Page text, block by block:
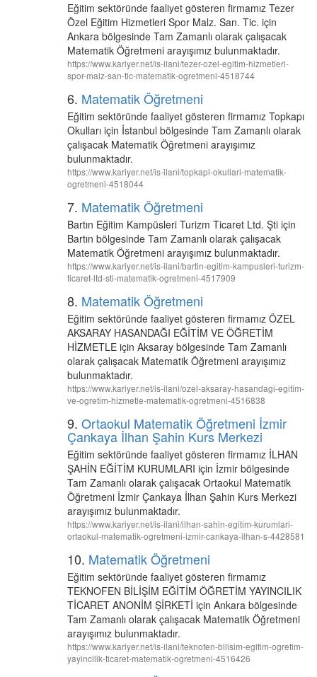
Eğitim sektöründe faaliyet gösteren firmamız Tezer
Özel Eğitim Hizmetleri Spor Malz. San. Tic. için
Ankara bölgesinde Tam Zamanlı olarak çalışacak
Matematik Öğretmeni arayışımız bulunmaktadır.
https://www.kariyer.net/is-ilani/tezer-ozel-egitim-hizmetleri-
spor-malz-san-tic-matematik-ogretmeni-4518744
6. Matematik Öğretmeni
Eğitim sektöründe faaliyet gösteren firmamız Topkapı
Okulları için İstanbul bölgesinde Tam Zamanlı olarak
çalışacak Matematik Öğretmeni arayışımız
bulunmaktadır.
https://www.kariyer.net/is-ilani/topkapi-okullari-matematik-
ogretmeni-4518044
7. Matematik Öğretmeni
Bartın Eğitim Kampüsleri Turizm Ticaret Ltd. Şti için
Bartın bölgesinde Tam Zamanlı olarak çalışacak
Matematik Öğretmeni arayışımız bulunmaktadır.
https://www.kariyer.net/is-ilani/bartin-egitim-kampusleri-turizm-
ticaret-ltd-sti-matematik-ogretmeni-4517909
8. Matematik Öğretmeni
Eğitim sektöründe faaliyet gösteren firmamız ÖZEL
AKSARAY HASANDAĞI EĞİTİM VE ÖĞRETİM
HİZMETLE için Aksaray bölgesinde Tam Zamanlı
olarak çalışacak Matematik Öğretmeni arayışımız
bulunmaktadır.
https://www.kariyer.net/is-ilani/ozel-aksaray-hasandagi-egitim-
ve-ogretim-hizmetle-matematik-ogretmeni-4516838
9. Ortaokul Matematik Öğretmeni İzmir
Çankaya İlhan Şahin Kurs Merkezi
Eğitim sektöründe faaliyet gösteren firmamız İLHAN
ŞAHİN EĞİTİM KURUMLARI için İzmir bölgesinde
Tam Zamanlı olarak çalışacak Ortaokul Matematik
Öğretmeni İzmir Çankaya İlhan Şahin Kurs Merkezi
arayışımız bulunmaktadır.
https://www.kariyer.net/is-ilani/ilhan-sahin-egitim-kurumlari-
ortaokul-matematik-ogretmeni-izmir-cankaya-ilhan-s-4428581
10. Matematik Öğretmeni
Eğitim sektöründe faaliyet gösteren firmamız
TEKNOFEN BİLİŞİM EĞİTİM ÖĞRETİM YAYINCILIK
TİCARET ANONİM ŞİRKETİ için Ankara bölgesinde
Tam Zamanlı olarak çalışacak Matematik Öğretmeni
arayışımız bulunmaktadır.
https://www.kariyer.net/is-ilani/teknofen-bilisim-egitim-ogretim-
yayincilik-ticaret-matematik-ogretmeni-4516426